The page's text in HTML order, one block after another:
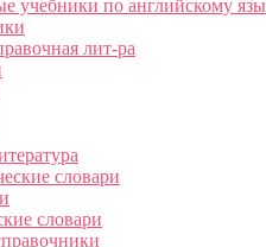
учебники по английскому
лит-ра
словари
словари